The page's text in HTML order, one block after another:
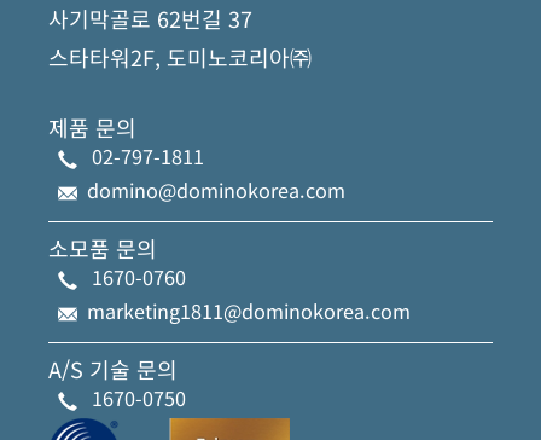
사기막골로 62번길 37
스타타워2F, 도미노코리아㈜
제품 문의
02-797-1811
domino@dominokorea.com
소모품 문의
1670-0760
marketing1811@dominokorea.com
A/S 기술 문의
1670-0750